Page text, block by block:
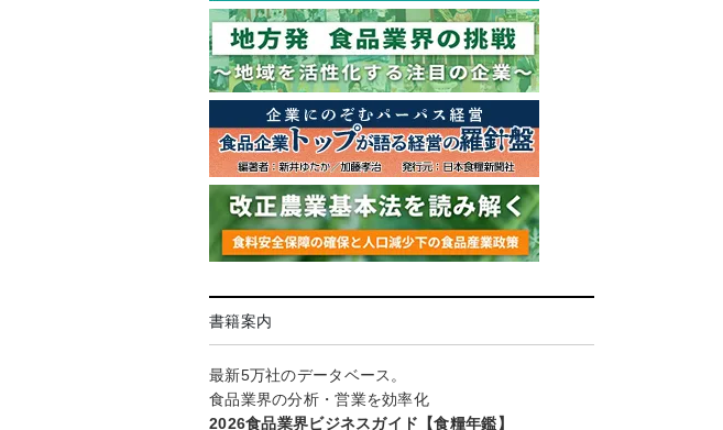
書籍案内
最新5万社のデータベース。
食品業界の分析・営業を効率化
2026食品業界ビジネスガイド【食糧年鑑】